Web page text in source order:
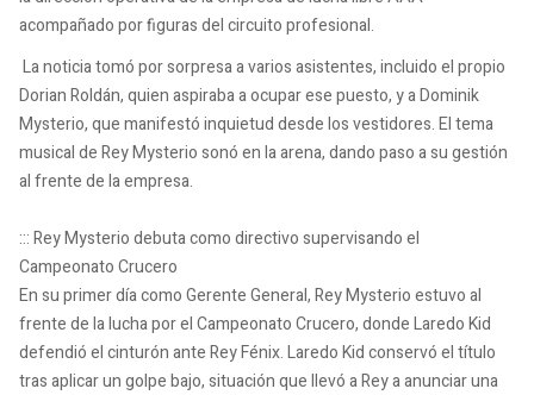
acompañado por figuras del circuito profesional.
La noticia tomó por sorpresa a varios asistentes, incluido el propio
Dorian Roldán, quien aspiraba a ocupar ese puesto, y a Dominik
Mysterio, que manifestó inquietud desde los vestidores. El tema
musical de Rey Mysterio sonó en la arena, dando paso a su gestión
al frente de la empresa.
::: Rey Mysterio debuta como directivo supervisando el
Campeonato Crucero
En su primer día como Gerente General, Rey Mysterio estuvo al
frente de la lucha por el Campeonato Crucero, donde Laredo Kid
defendió el cinturón ante Rey Fénix. Laredo Kid conservó el título
tras aplicar un golpe bajo, situación que llevó a Rey a anunciar una